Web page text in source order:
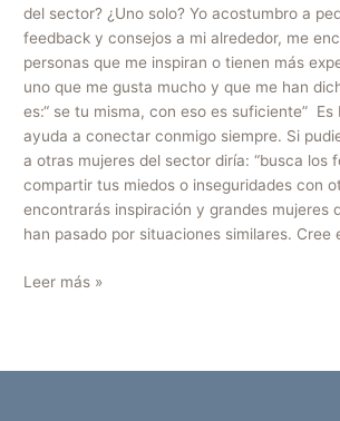
del sector? ¿Uno solo? Yo acostumbro a
feedback y consejos a mi alrededor, me
personas que me inspiran o tienen más
uno que me gusta mucho y que me han
es:“ se tu misma, con eso es suficiente” Es
ayuda a conectar conmigo siempre. Si
a otras mujeres del sector diría: “busca los
compartir tus miedos o inseguridades con
encontrarás inspiración y grandes mujeres
han pasado por situaciones similares. Cree
Leer más »